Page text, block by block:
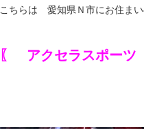
こちらは 愛知県Ｎ市にお住ま
〖 アクセラスポーツ